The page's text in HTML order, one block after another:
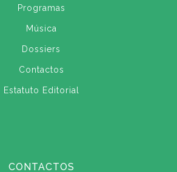
Programas
Música
Dossiers
Contactos
Estatuto Editorial
CONTACTOS